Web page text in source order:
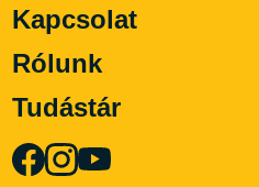
Kapcsolat
Rólunk
Tudástár